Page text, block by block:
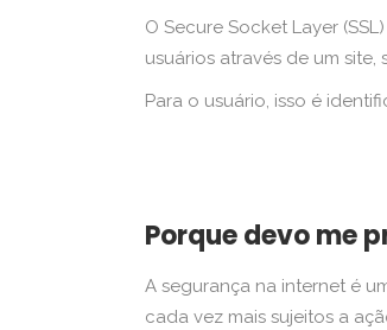
O Secure Socket Layer
usuários através de um
Para o usuário, isso é
Porque devo me
A segurança na internet é
cada vez mais sujeitos a